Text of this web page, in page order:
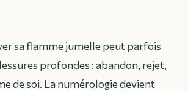
sa flamme jumelle peut parfois
profondes : abandon, rejet,
de soi. La numérologie devient